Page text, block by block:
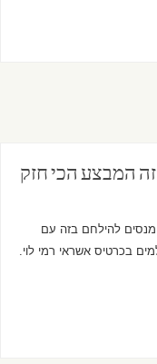
זה המבצע הכי חזק
להילחם בזה עם
בכרטיס אשראי רמי לוי.